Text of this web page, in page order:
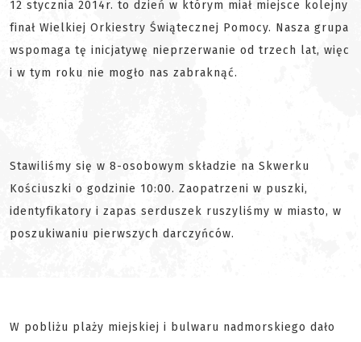
12 stycznia 2014r. to dzień w którym miał miejsce kolejny
finał Wielkiej Orkiestry Świątecznej Pomocy. Nasza grupa
wspomaga tę inicjatywę nieprzerwanie od trzech lat, więc
i w tym roku nie mogło nas zabraknąć.
Stawiliśmy się w 8-osobowym składzie na Skwerku
Kościuszki o godzinie 10:00. Zaopatrzeni w puszki,
identyfikatory i zapas serduszek ruszyliśmy w miasto, w
poszukiwaniu pierwszych darczyńców.
W pobliżu plaży miejskiej i bulwaru nadmorskiego dało